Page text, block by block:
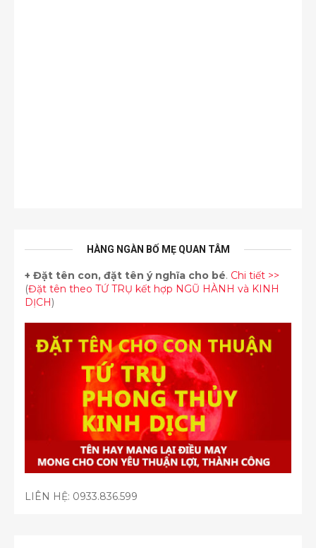
HÀNG NGÀN BỐ MẸ QUAN TÂM
+ Đặt tên con, đặt tên ý nghĩa cho bé. Chi tiết >>
(Đặt tên theo TỨ TRỤ kết hợp NGŨ HÀNH và KINH
DỊCH)
LIÊN HỆ: 0933.836.599